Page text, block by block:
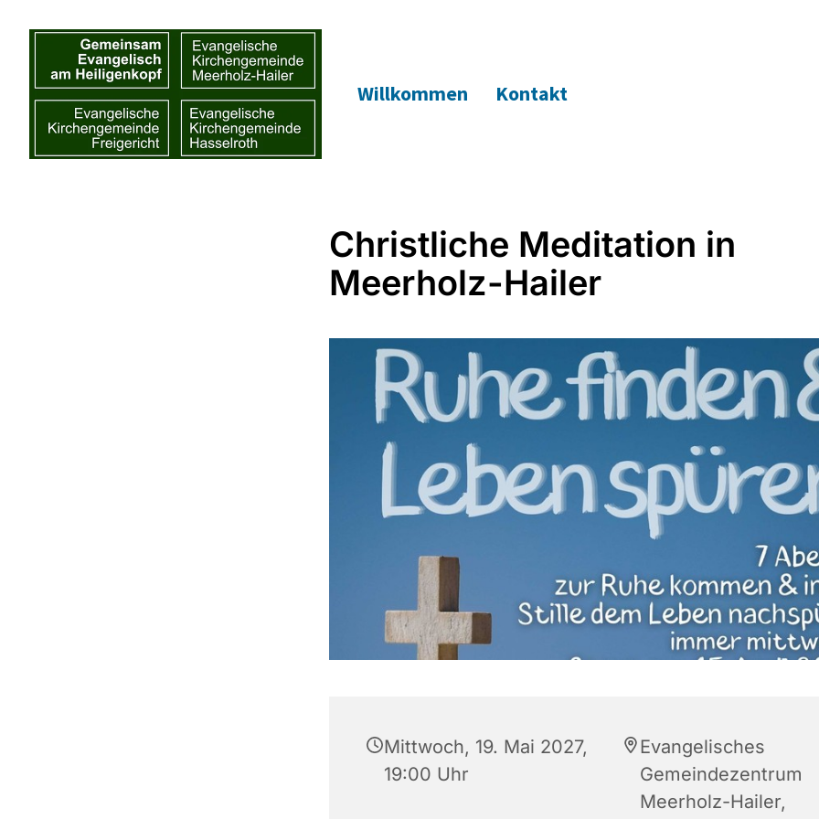
Willkommen Kontakt
Christliche Meditation in
Meerholz-Hailer
Mittwoch, 19. Mai 2027,
19:00 Uhr
Evangelisches
Gemeindezentrum
Meerholz-Hailer,